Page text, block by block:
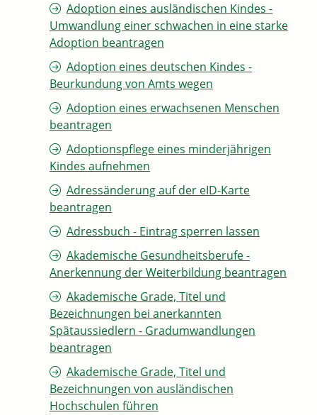
Adoption eines ausländischen Kindes -
Umwandlung einer schwachen in eine starke
Adoption beantragen
Adoption eines deutschen Kindes -
Beurkundung von Amts wegen
Adoption eines erwachsenen Menschen
beantragen
Adoptionspflege eines minderjährigen
Kindes aufnehmen
Adressänderung auf der eID-Karte
beantragen
Adressbuch - Eintrag sperren lassen
Akademische Gesundheitsberufe -
Anerkennung der Weiterbildung beantragen
Akademische Grade, Titel und
Bezeichnungen bei anerkannten
Spätaussiedlern - Gradumwandlungen
beantragen
Akademische Grade, Titel und
Bezeichnungen von ausländischen
Hochschulen führen